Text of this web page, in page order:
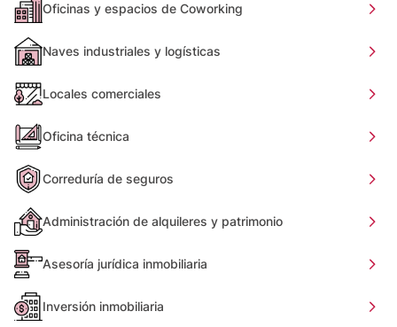
Oficinas y espacios de Coworking
Naves industriales y logísticas
Locales comerciales
Oficina técnica
Correduría de seguros
Administración de alquileres y patrimonio
Asesoría jurídica inmobiliaria
Inversión inmobiliaria